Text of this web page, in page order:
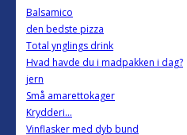
Balsamico
den bedste pizza
Total ynglings drink
Hvad havde du i madpakken i dag?
jern
Små amarettokager
Krydderi...
Vinflasker med dyb bund